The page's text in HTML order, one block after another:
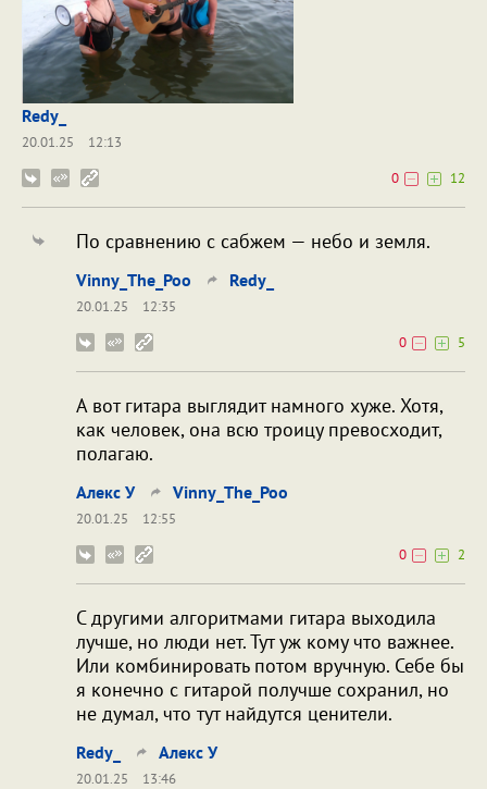
Redy_
20.01.25
12:13
0
12
По сравнению с сабжем — небо и земля.
Vinny_The_Poo Redy_
20.01.25
12:35
0
5
А вот гитара выглядит намного хуже. Хотя,
как человек, она всю троицу превосходит,
полагаю.
Алекс У Vinny_The_Poo
20.01.25
12:55
0
2
С другими алгоритмами гитара выходила
лучше, но люди нет. Тут уж кому что важнее.
Или комбинировать потом вручную. Себе бы
я конечно с гитарой получше сохранил, но
не думал, что тут найдутся ценители.
Redy_ Алекс У
20.01.25
13:46